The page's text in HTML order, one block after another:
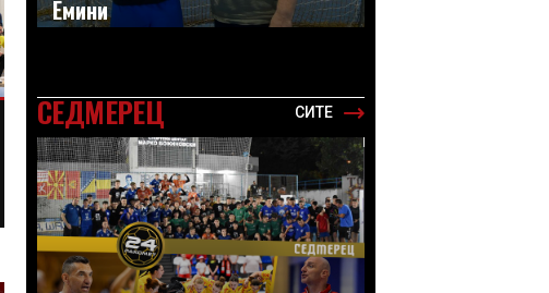
Емини
СЕДМЕРЕЦ СИТЕ